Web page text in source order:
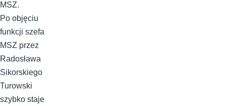
MSZ.
Po objęciu
funkcji szefa
MSZ przez
Radosława
Sikorskiego
Turowski
szybko staje